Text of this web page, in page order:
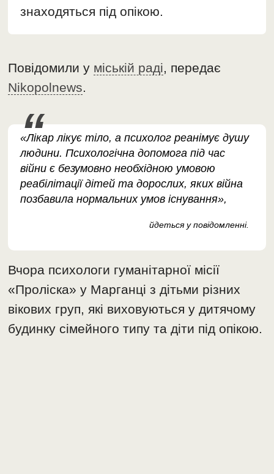
знаходяться під опікою.
Повідомили у міській раді, передає
Nikopolnews.
«Лікар лікує тіло, а психолог реанімує душу
людини. Психологічна допомога під час
війни є безумовно необхідною умовою
реабілітації дітей та дорослих, яких війна
позбавила нормальних умов існування»,
йдеться у повідомленні.
Вчора психологи гуманітарної місії
«Проліска» у Марганці з дітьми різних
вікових груп, які виховуються у дитячому
будинку сімейного типу та діти під опікою.